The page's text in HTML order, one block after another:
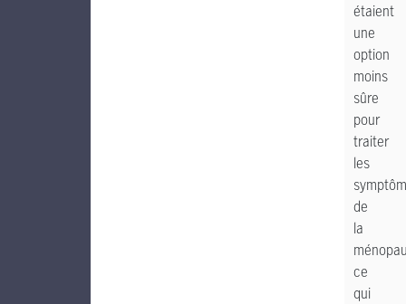
étaient
une
option
moins
sûre
pour
traiter
les
de
la
ce
qui